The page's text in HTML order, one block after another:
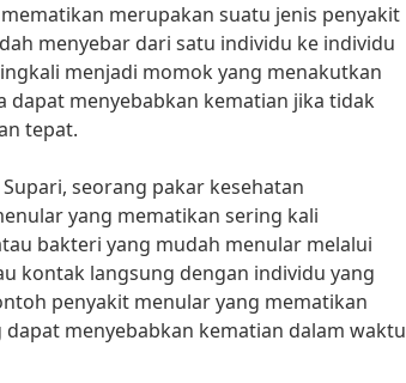
merupakan suatu jenis penyakit
menyebar dari satu individu ke individu
menjadi momok yang menakutkan
dapat menyebabkan kematian jika tidak
tepat.
seorang pakar kesehatan
yang mematikan sering kali
bakteri yang mudah menular melalui
kontak langsung dengan individu yang
penyakit menular yang mematikan
dapat menyebabkan kematian dalam waktu